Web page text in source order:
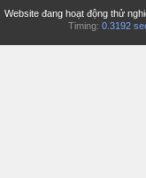
Website đang hoạt động thử
Timing: 0.3192